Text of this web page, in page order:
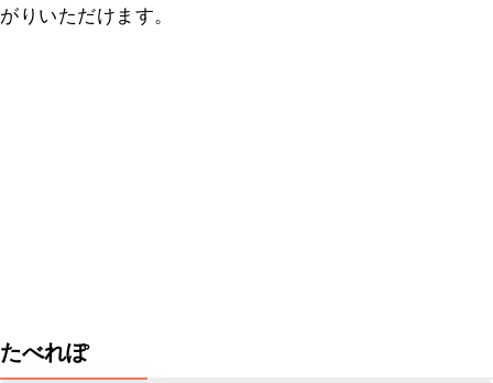
がりいただけます。
たべれぽ